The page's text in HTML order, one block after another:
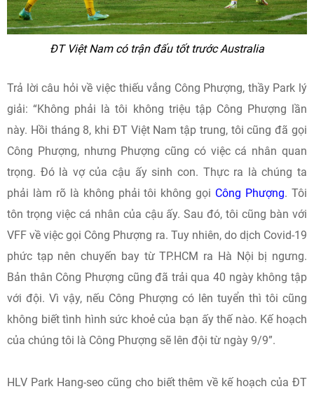
ĐT Việt Nam có trận đấu tốt trước Australia
Trả lời câu hỏi về việc thiếu vắng Công Phượng, thầy Park lý
giải: “Không phải là tôi không triệu tập Công Phượng lần
này. Hồi tháng 8, khi ĐT Việt Nam tập trung, tôi cũng đã gọi
Công Phượng, nhưng Phượng cũng có việc cá nhân quan
trọng. Đó là vợ của cậu ấy sinh con. Thực ra là chúng ta
phải làm rõ là không phải tôi không gọi Công Phượng. Tôi
tôn trọng việc cá nhân của cậu ấy. Sau đó, tôi cũng bàn với
VFF về việc gọi Công Phượng ra. Tuy nhiên, do dịch Covid-19
phức tạp nên chuyến bay từ TP.HCM ra Hà Nội bị ngưng.
Bản thân Công Phượng cũng đã trải qua 40 ngày không tập
với đội. Vì vậy, nếu Công Phượng có lên tuyển thì tôi cũng
không biết tình hình sức khoẻ của bạn ấy thế nào. Kế hoạch
của chúng tôi là Công Phượng sẽ lên đội từ ngày 9/9”.
HLV Park Hang-seo cũng cho biết thêm về kế hoạch của ĐT